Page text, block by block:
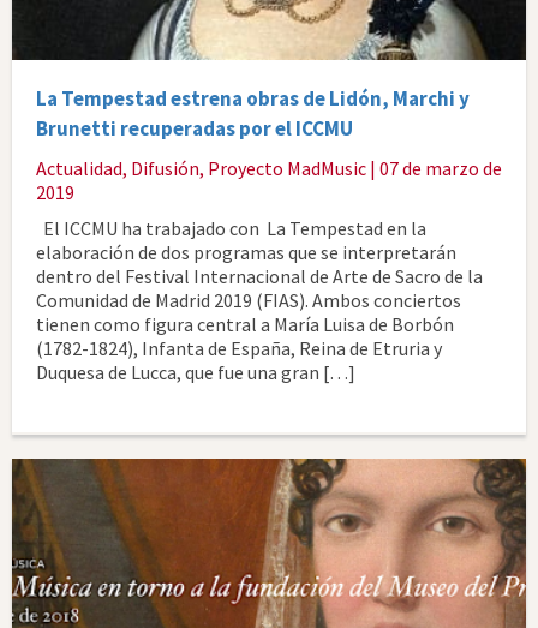
La Tempestad estrena obras de Lidón, Marchi y
Brunetti recuperadas por el ICCMU
Actualidad, Difusión, Proyecto MadMusic | 07 de marzo de
2019
El ICCMU ha trabajado con La Tempestad en la
elaboración de dos programas que se interpretarán
dentro del Festival Internacional de Arte de Sacro de la
Comunidad de Madrid 2019 (FIAS). Ambos conciertos
tienen como figura central a María Luisa de Borbón
(1782-1824), Infanta de España, Reina de Etruria y
Duquesa de Lucca, que fue una gran […]